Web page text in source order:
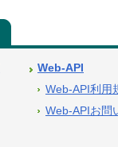
Web-API
Web-API利用
Web-APIお問